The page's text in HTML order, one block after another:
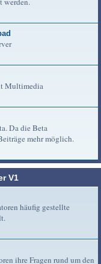
Multimedia
Da die Beta
mehr möglich.
V1
häufig gestellte
ihre Fragen rund um den